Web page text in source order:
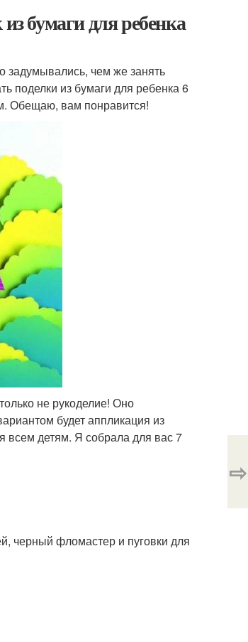
бумаги для ребенка
задумывались, чем же занять
поделки из бумаги для ребенка 6
Обещаю, вам понравится!
не рукоделие! Оно
будет аппликация из
всем детям. Я собрала для вас 7
черный фломастер и пуговки для
⇨